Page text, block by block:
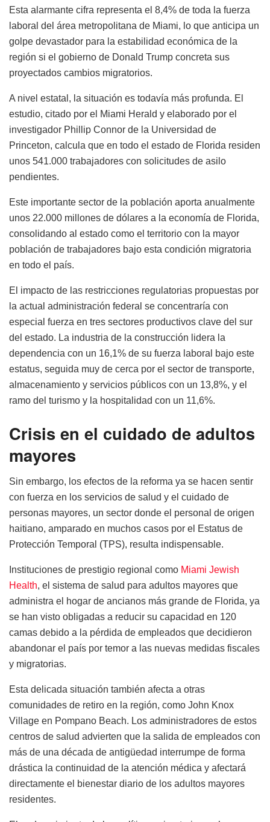
Esta alarmante cifra representa el 8,4% de toda la fuerza
laboral del área metropolitana de Miami, lo que anticipa un
golpe devastador para la estabilidad económica de la
región si el gobierno de Donald Trump concreta sus
proyectados cambios migratorios.
A nivel estatal, la situación es todavía más profunda. El
estudio, citado por el Miami Herald y elaborado por el
investigador Phillip Connor de la Universidad de
Princeton, calcula que en todo el estado de Florida residen
unos 541.000 trabajadores con solicitudes de asilo
pendientes.
Este importante sector de la población aporta anualmente
unos 22.000 millones de dólares a la economía de Florida,
consolidando al estado como el territorio con la mayor
población de trabajadores bajo esta condición migratoria
en todo el país.
El impacto de las restricciones regulatorias propuestas por
la actual administración federal se concentraría con
especial fuerza en tres sectores productivos clave del sur
del estado. La industria de la construcción lidera la
dependencia con un 16,1% de su fuerza laboral bajo este
estatus, seguida muy de cerca por el sector de transporte,
almacenamiento y servicios públicos con un 13,8%, y el
ramo del turismo y la hospitalidad con un 11,6%.
Crisis en el cuidado de adultos
mayores
Sin embargo, los efectos de la reforma ya se hacen sentir
con fuerza en los servicios de salud y el cuidado de
personas mayores, un sector donde el personal de origen
haitiano, amparado en muchos casos por el Estatus de
Protección Temporal (TPS), resulta indispensable.
Instituciones de prestigio regional como Miami Jewish
Health, el sistema de salud para adultos mayores que
administra el hogar de ancianos más grande de Florida, ya
se han visto obligadas a reducir su capacidad en 120
camas debido a la pérdida de empleados que decidieron
abandonar el país por temor a las nuevas medidas fiscales
y migratorias.
Esta delicada situación también afecta a otras
comunidades de retiro en la región, como John Knox
Village en Pompano Beach. Los administradores de estos
centros de salud advierten que la salida de empleados con
más de una década de antigüedad interrumpe de forma
drástica la continuidad de la atención médica y afectará
directamente el bienestar diario de los adultos mayores
residentes.